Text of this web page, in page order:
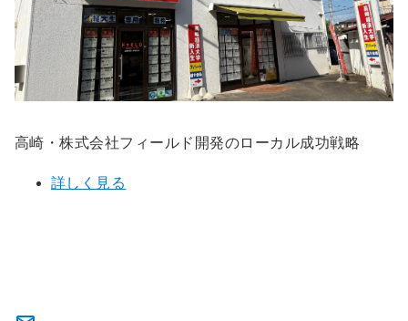
高崎・株式会社フィールド開発のローカル成功戦略
詳しく見る